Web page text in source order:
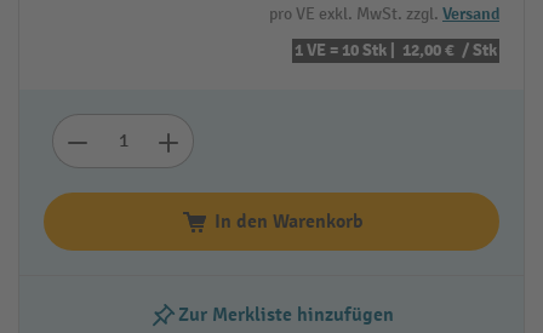
pro VE exkl. MwSt. zzgl. Versand
1 VE = 10 Stk | 12,00 € / Stk
In den Warenkorb
Zur Merkliste hinzufügen